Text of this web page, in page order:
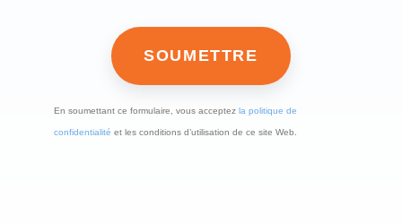
En soumettant ce formulaire, vous acceptez la politique de
confidentialité et les conditions d’utilisation de ce site Web.